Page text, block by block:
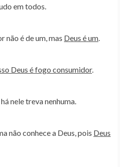
em todos.
não é de um, mas Deus é um.
Deus é fogo consumidor.
há nele treva nenhuma.
não conhece a Deus, pois Deus